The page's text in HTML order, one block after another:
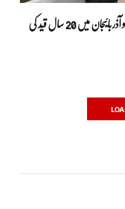
سابق روسی ارب پتی روبن وردانیان کو آذربائیجان میں 20 سال قید کی